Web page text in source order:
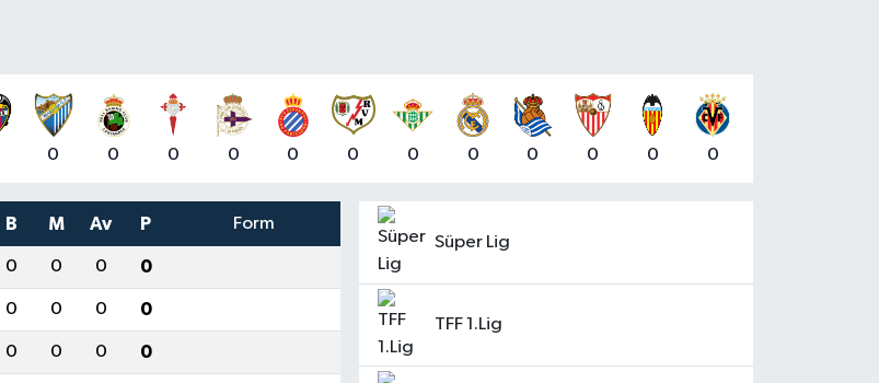
0 0 0 0 0 0 0 0 0 0 0 0
B M Av P Form
0 0 0 0
0 0 0 0
0 0 0 0
Süper Lig
TFF 1.Lig